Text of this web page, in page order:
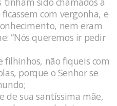
com vergonha, e
nem eram
“Nós queremos ir pedir
filhinhos, não fiqueis com
porque o Senhor se
de sua santíssima mãe,